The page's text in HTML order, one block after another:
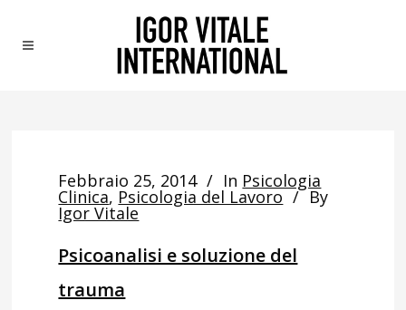
Febbraio 25, 2014 In Psicologia
Clinica, Psicologia del Lavoro By
Igor Vitale
Psicoanalisi e soluzione del
trauma